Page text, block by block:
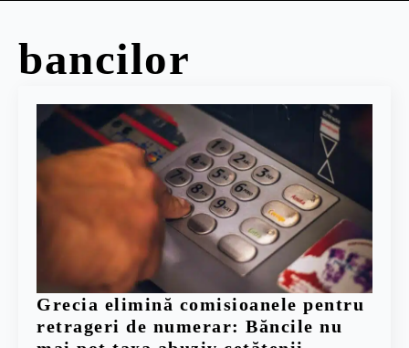
bancilor
Grecia elimină comisioanele pentru
retrageri de numerar: Băncile nu